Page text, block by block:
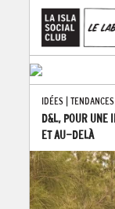
IDÉES| TENDANCES
D&L, POUR UNE
ET AU-DELÀ